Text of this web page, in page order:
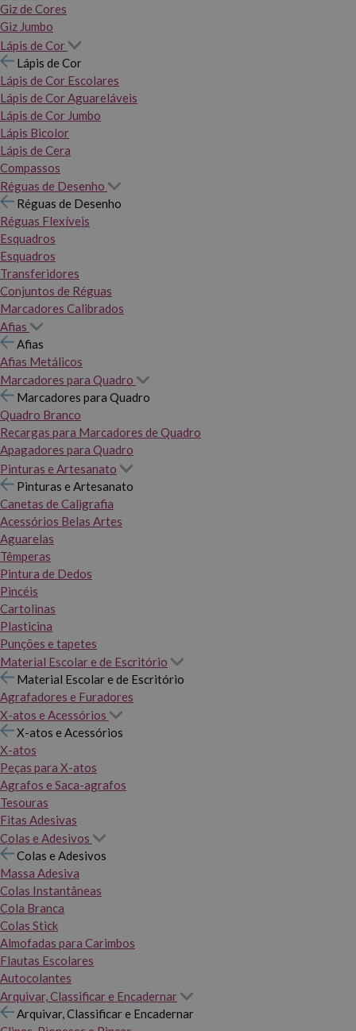
Giz de Cores
Giz Jumbo
Lápis de Cor
Lápis de Cor
Lápis de Cor Escolares
Lápis de Cor Aguareláveis
Lápis de Cor Jumbo
Lápis Bicolor
Lápis de Cera
Compassos
Réguas de Desenho
Réguas de Desenho
Réguas Flexíveis
Esquadros
Esquadros
Transferidores
Conjuntos de Réguas
Marcadores Calibrados
Afias
Afias
Afias Metálicos
Marcadores para Quadro
Marcadores para Quadro
Quadro Branco
Recargas para Marcadores de Quadro
Apagadores para Quadro
Pinturas e Artesanato
Pinturas e Artesanato
Canetas de Caligrafia
Acessórios Belas Artes
Aguarelas
Têmperas
Pintura de Dedos
Pincéis
Cartolinas
Plasticina
Punções e tapetes
Material Escolar e de Escritório
Material Escolar e de Escritório
Agrafadores e Furadores
X-atos e Acessórios
X-atos e Acessórios
X-atos
Peças para X-atos
Agrafos e Saca-agrafos
Tesouras
Fitas Adesivas
Colas e Adesivos
Colas e Adesivos
Massa Adesiva
Colas Instantâneas
Cola Branca
Colas Stick
Almofadas para Carimbos
Flautas Escolares
Autocolantes
Arquivar, Classificar e Encadernar
Arquivar, Classificar e Encadernar